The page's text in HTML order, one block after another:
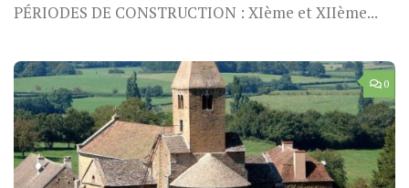
PÉRIODES DE CONSTRUCTION : XIème et XIIème...
0